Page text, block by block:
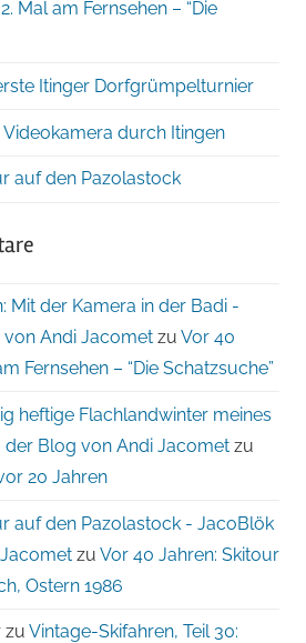
Mal am Fernsehen – “Die
Itinger Dorfgrümpelturnier
Videokamera durch Itingen
auf den Pazolastock
Mit der Kamera in der Badi -
Andi Jacomet zu Vor 40
Fernsehen – “Die Schatzsuche”
heftige Flachlandwinter meines
Blog von Andi Jacomet zu
20 Jahren
auf den Pazolastock - JacoBlök
zu Vor 40 Jahren: Skitour
Ostern 1986
zu Vintage-Skifahren, Teil 30: